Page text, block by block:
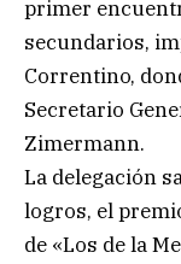
primer
secundarios,
Correntino,
Secretario
Zimermann.
La delegación
logros, el
de «Los de la